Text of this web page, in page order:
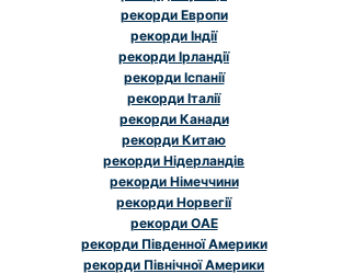
рекорди Европи
рекорди Індії
рекорди Ірландії
рекорди Іспанії
рекорди Італії
рекорди Канади
рекорди Китаю
рекорди Нідерландів
рекорди Німеччини
рекорди Норвегії
рекорди ОАЕ
рекорди Південної Америки
рекорди Північної Америки